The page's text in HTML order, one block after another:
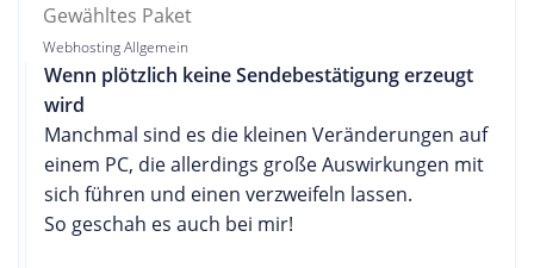
Gewähltes Paket
Webhosting Allgemein
Wenn plötzlich keine Sendebestätigung erzeugt
wird
Manchmal sind es die kleinen Veränderungen auf
einem PC, die allerdings große Auswirkungen mit
sich führen und einen verzweifeln lassen.
So geschah es auch bei mir!